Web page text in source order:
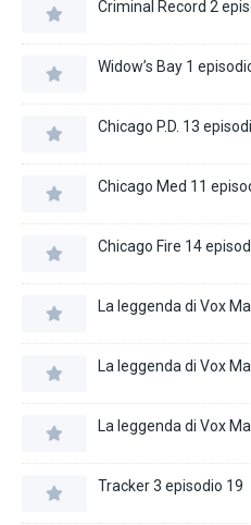
Criminal Record 2
Widow’s Bay 1
Chicago P.D. 13
Chicago Med 11
Chicago Fire 14
La leggenda di Vox
La leggenda di Vox
La leggenda di Vox
Tracker 3 episodio 19